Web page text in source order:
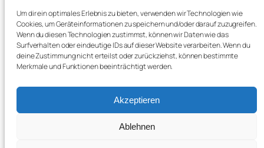
Um dir ein optimales Erlebnis zu bieten, verwenden wir Technologien wie
Cookies, um Geräteinformationen zu speichern und/oder darauf zuzugreifen.
Wenn du diesen Technologien zustimmst, können wir Daten wie das
Surfverhalten oder eindeutige IDs auf dieser Website verarbeiten. Wenn du
deine Zustimmung nicht erteilst oder zurückziehst, können bestimmte
Merkmale und Funktionen beeinträchtigt werden.
Akzeptieren
Ablehnen
profitieren möchten.
Blog
Veranstaltungen